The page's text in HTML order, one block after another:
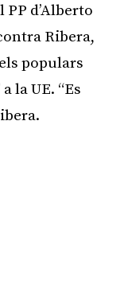
d’Alberto
Ribera,
populars
la UE. “Es